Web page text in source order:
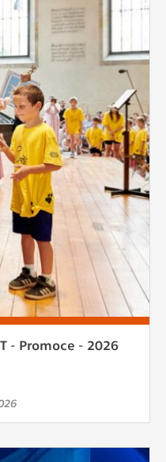
o
které nám
zařadit.
byly
- Promoce - 2026